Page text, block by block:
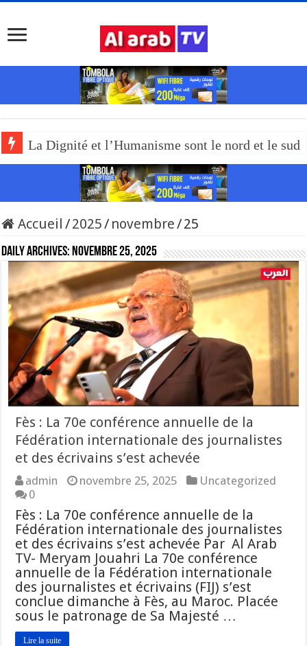
La Dignité et l’Humanisme sont le nord et le
Accueil /2025/ novembre/25
Daily Archives: novembre 25, 2025
Fès : La 70e conférence annuelle de la
Fédération internationale des journalistes
et des écrivains s’est achevée
admin novembre 25, 2025
Uncategorized
0
Fès : La 70e conférence annuelle de la
Fédération internationale des journalistes
et des écrivains s’est achevée Par Al Arab
TV- Meryam Jouahri La 70e conférence
annuelle de la Fédération internationale
des journalistes et écrivains (FIJ) s’est
conclue dimanche à Fès, au Maroc. Placée
sous le patronage de Sa Majesté …
Lire la suite